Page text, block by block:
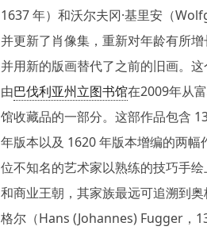
1637 年）和沃尔夫冈·基里安（
并更新了肖像集，重新对年龄有所
并用新的版画替代了之前的旧画。
由巴伐利亚州立图书馆在2009年从
馆收藏品的一部分。这部作品包含
年版本以及 1620 年版本增编的两
位不知名的艺术家以熟练的技巧手
和商业王朝，其家族最远可追溯到
格尔（Hans (Johannes) Fugger，